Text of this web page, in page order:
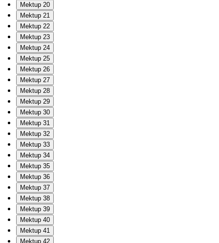
Mektup 20
Mektup 21
Mektup 22
Mektup 23
Mektup 24
Mektup 25
Mektup 26
Mektup 27
Mektup 28
Mektup 29
Mektup 30
Mektup 31
Mektup 32
Mektup 33
Mektup 34
Mektup 35
Mektup 36
Mektup 37
Mektup 38
Mektup 39
Mektup 40
Mektup 41
Mektup 42